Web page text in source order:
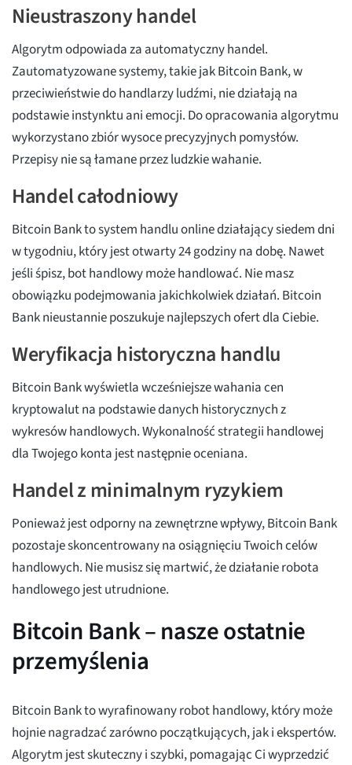
Nieustraszony handel
Algorytm odpowiada za automatyczny handel.
Zautomatyzowane systemy, takie jak Bitcoin Bank, w
przeciwieństwie do handlarzy ludźmi, nie działają na
podstawie instynktu ani emocji. Do opracowania algorytmu
wykorzystano zbiór wysoce precyzyjnych pomysłów.
Przepisy nie są łamane przez ludzkie wahanie.
Handel całodniowy
Bitcoin Bank to system handlu online działający siedem dni
w tygodniu, który jest otwarty 24 godziny na dobę. Nawet
jeśli śpisz, bot handlowy może handlować. Nie masz
obowiązku podejmowania jakichkolwiek działań. Bitcoin
Bank nieustannie poszukuje najlepszych ofert dla Ciebie.
Weryfikacja historyczna handlu
Bitcoin Bank wyświetla wcześniejsze wahania cen
kryptowalut na podstawie danych historycznych z
wykresów handlowych. Wykonalność strategii handlowej
dla Twojego konta jest następnie oceniana.
Handel z minimalnym ryzykiem
Ponieważ jest odporny na zewnętrzne wpływy, Bitcoin Bank
pozostaje skoncentrowany na osiągnięciu Twoich celów
handlowych. Nie musisz się martwić, że działanie robota
handlowego jest utrudnione.
Bitcoin Bank – nasze ostatnie
przemyślenia
Bitcoin Bank to wyrafinowany robot handlowy, który może
hojnie nagradzać zarówno początkujących, jak i ekspertów.
Algorytm jest skuteczny i szybki, pomagając Ci wyprzedzić